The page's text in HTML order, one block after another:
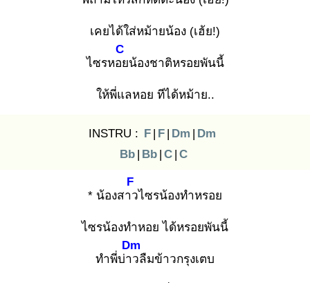
เคยได้ใส่หม้ายน้อง (เฮ้ย!)
ไซรหอย
C
น้องชาติหรอยพันนี้
ให้พี่แลหอย ทีได้หม้าย..
INSTRU : F | F | Dm | Dm
Bb | Bb | C | C
* น้องสาว
F
ไซรน้องทำหรอย
ไซรน้องทำหอย ได้หรอยพันนี้
ทำพี่บ่าว
Dm
ลืมข้าวกรุงเตบ